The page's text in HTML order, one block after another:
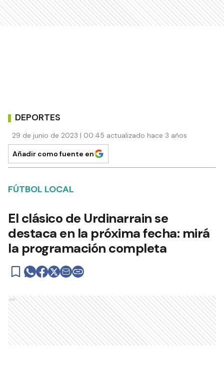
DEPORTES
29 de junio de 2023 | 00:45 actualizado hace 3 años
Añadir como fuente en
FÚTBOL LOCAL
El clásico de Urdinarrain se
destaca en la próxima fecha: mirá
la programación completa
Ads